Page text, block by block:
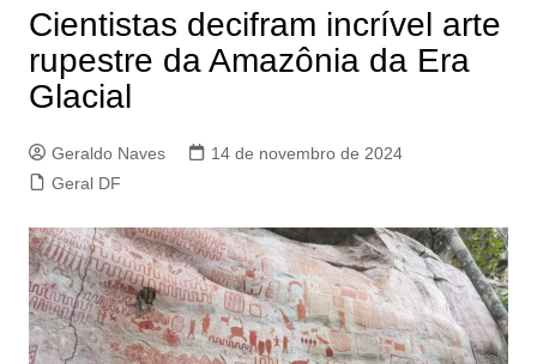
Cientistas decifram incrível arte
rupestre da Amazônia da Era
Glacial
Geraldo Naves
14 de novembro de 2024
Geral DF